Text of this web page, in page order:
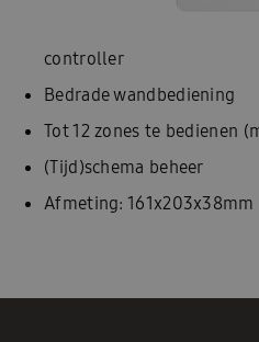
controller
Bedrade wandbediening
Tot 12 zones te bedienen
(Tijd)schema beheer
Afmeting: 161x203x38mm